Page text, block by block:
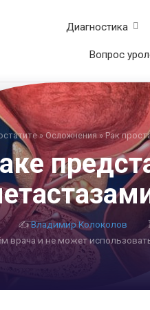
Диагностика
Вопрос
» Осложнения » Рак
✍Владимир Колоколов
врача и не может